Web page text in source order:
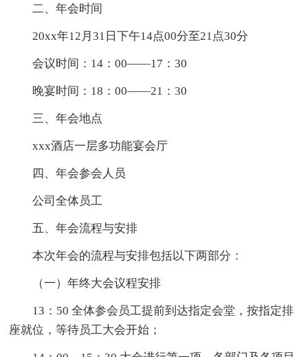
二、年会时间
20xx年12月31日下午14点00分至21点30分
会议时间：14：00——17：30
晚宴时间：18：00——21：30
三、年会地点
xxx酒店一层多功能宴会厅
四、年会参会人员
公司全体员工
五、年会流程与安排
本次年会的流程与安排包括以下两部分：
（一）年终大会议程安排
13：50 全体参会员工提前到达指定会堂，按指定排
座就位，等待员工大会开始；